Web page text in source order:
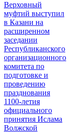
Верховный
муфтий выступил
в Казани на
расширенном
заседании
Республиканского
организационного
комитета по
подготовке и
проведению
празднования
1100-летия
официального
принятия Ислама
Волжской